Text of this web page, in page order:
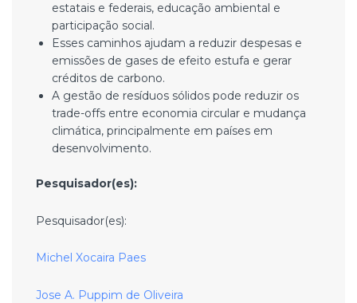
estatais e federais, educação ambiental e
participação social.
Esses caminhos ajudam a reduzir despesas e
emissões de gases de efeito estufa e gerar
créditos de carbono.
A gestão de resíduos sólidos pode reduzir os
trade-offs entre economia circular e mudança
climática, principalmente em países em
desenvolvimento.
Pesquisador(es):
Pesquisador(es):
Michel Xocaira Paes
Jose A. Puppim de Oliveira